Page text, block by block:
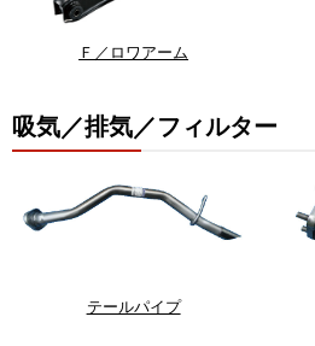
Ｆ／ロワアーム
吸気／排気／フィルター
テールパイプ